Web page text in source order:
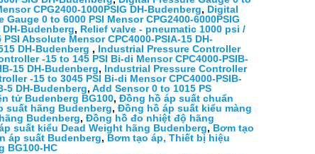
CPG2400-1000PSIG DH-Budenberg, Digital
Gauge 0 to 6000 PSI Mensor CPG2400-6000PSIG
DH-Budenberg, Relief valve - pneumatic 1000 psi /
Absolute Mensor CPC4000-PSIA-15 DH-
DH-Budenberg , Industrial Pressure Controller
-15 to 145 PSI Bi-di Mensor CPC4000-PSIB-
15 DH-Budenberg, Industrial Pressure Controller
-15 to 3045 PSI Bi-di Mensor CPC4000-PSIB-
5 DH-Budenberg, Add Sensor 0 to 1015 PS
tử Budenberg BG100, Đồng hồ áp suất chuẩn
suất hãng Budenberg, Đồng hồ áp suất kiểu màng
Budenberg, Đồng hồ đo nhiệt độ hãng
suất kiểu Dead Weight hãng Budenberg, Bơm tạo
áp suất Budenberg, Bơm tạo áp, Thiết bị hiệu
BG100-HC